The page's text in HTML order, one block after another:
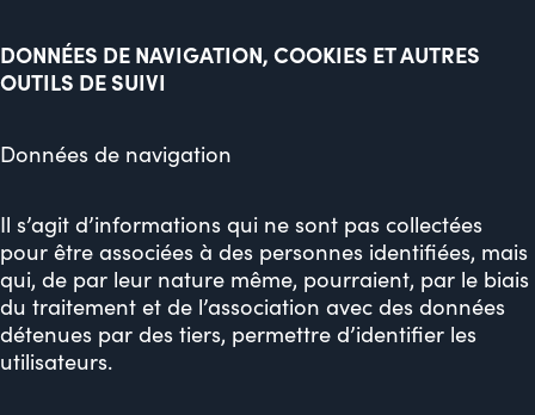
DONNÉES DE NAVIGATION, COOKIES ET AUTRES
OUTILS DE SUIVI
Données de navigation
Il s’agit d’informations qui ne sont pas collectées
pour être associées à des personnes identifiées, mais
qui, de par leur nature même, pourraient, par le biais
du traitement et de l’association avec des données
détenues par des tiers, permettre d’identifier les
utilisateurs.